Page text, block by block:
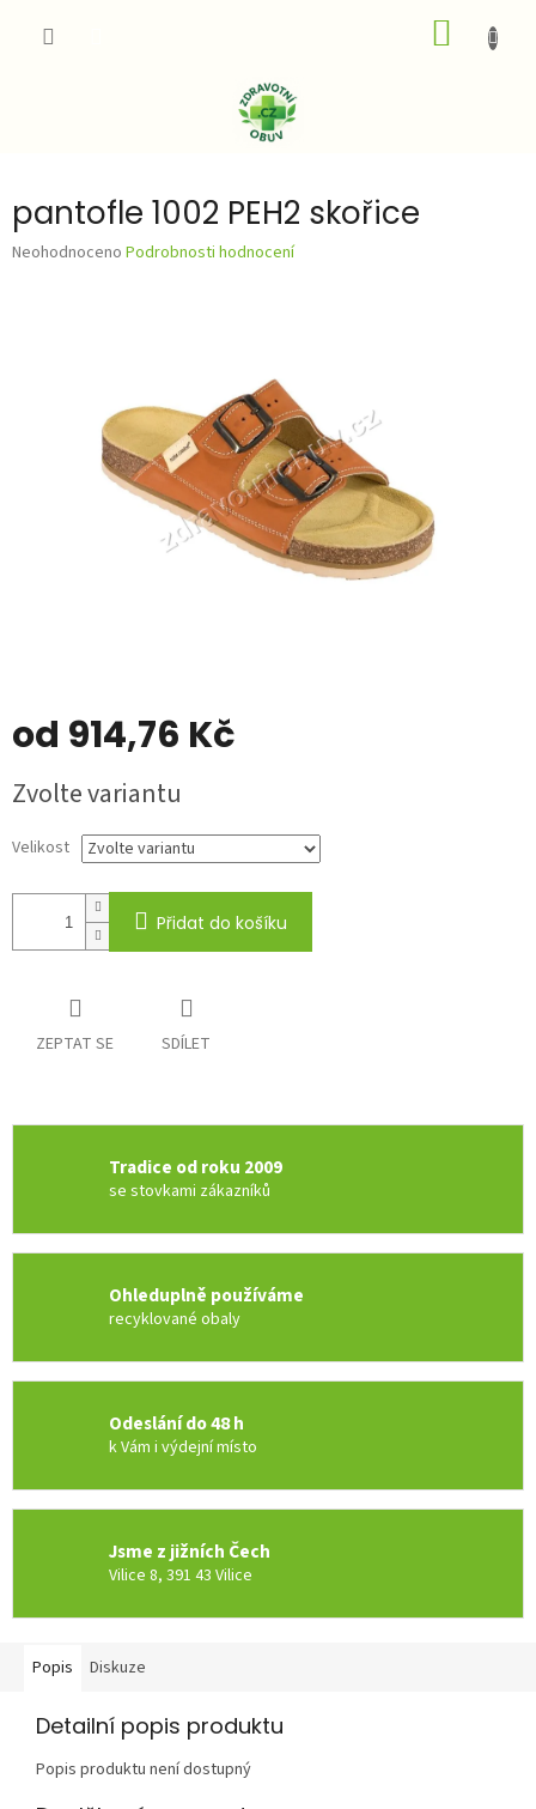
KOŠÍK
pantofle 1002 PEH2 skořice
Průměrné
Neohodnoceno Podrobnosti hodnocení
od 914,76 Kč
cena:
Zvolte variantu
Velikost
Přidat do košíku
ZEPTAT SE SDÍLET
Tradice od roku 2009
se stovkami zákazníků
Ohleduplně používáme
recyklované obaly
Odeslání do 48 h
k Vám i výdejní místo
Jsme z jižních Čech
Vilice 8, 391 43 Vilice
Popis Diskuze
Detailní popis produktu
Popis produktu není dostupný